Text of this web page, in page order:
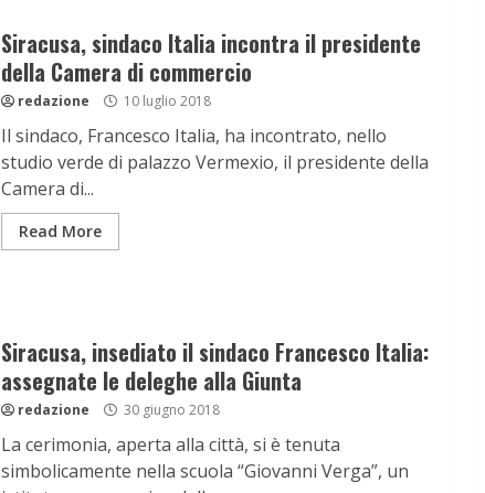
Siracusa, sindaco Italia incontra il presidente
della Camera di commercio
redazione 10 luglio 2018
Il sindaco, Francesco Italia, ha incontrato, nello
studio verde di palazzo Vermexio, il presidente della
Camera di...
Read More
Siracusa, insediato il sindaco Francesco Italia:
assegnate le deleghe alla Giunta
redazione 30 giugno 2018
La cerimonia, aperta alla città, si è tenuta
simbolicamente nella scuola “Giovanni Verga”, un